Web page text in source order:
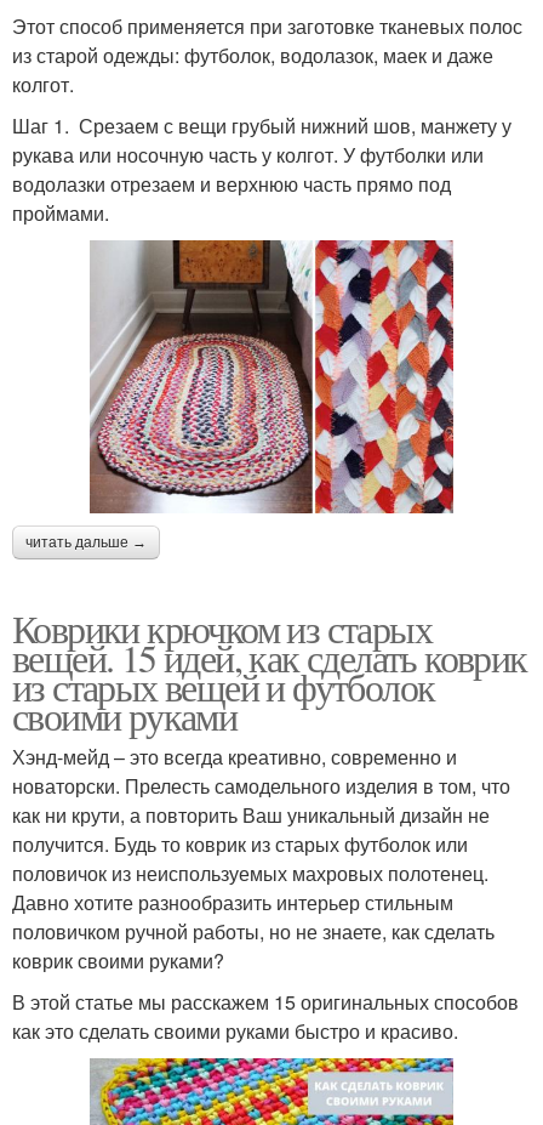
Этот способ применяется при заготовке тканевых полос
из старой одежды: футболок, водолазок, маек и даже
колгот.
Шаг 1. Срезаем с вещи грубый нижний шов, манжету у
рукава или носочную часть у колгот. У футболки или
водолазки отрезаем и верхнюю часть прямо под
проймами.
читать дальше →
Коврики крючком из старых
вещей. 15 идей, как сделать коврик
из старых вещей и футболок
своими руками
Хэнд-мейд – это всегда креативно, современно и
новаторски. Прелесть самодельного изделия в том, что
как ни крути, а повторить Ваш уникальный дизайн не
получится. Будь то коврик из старых футболок или
половичок из неиспользуемых махровых полотенец.
Давно хотите разнообразить интерьер стильным
половичком ручной работы, но не знаете, как сделать
коврик своими руками?
В этой статье мы расскажем 15 оригинальных способов
как это сделать своими руками быстро и красиво.